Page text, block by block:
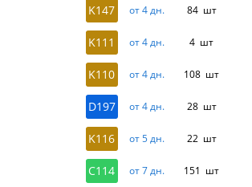
K147 от 4 дн. 84 шт
K111 от 4 дн. 4 шт
K110 от 4 дн. 108 шт
D197 от 4 дн. 28 шт
K116 от 5 дн. 22 шт
C114 от 7 дн. 151 шт